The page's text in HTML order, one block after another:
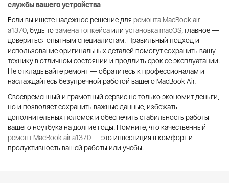
службы вашего устройства
Если вы ищете надежное решение для ремонта MacBook air
a1370 , будь тозамена топкейсаили установка macOS , главное —
довериться опытным специалистам. Правильный подход и
использование оригинальных деталей помогут сохранить вашу
технику в отличном состоянии и продлить срок ее эксплуатации.
Не откладывайте ремонт — обратитесь к профессионалам и
наслаждайтесь безупречной работой вашего MacBook Air.
Своевременный и грамотный сервис не только экономит деньги,
но и позволяет сохранить важные данные, избежать
дополнительных поломок и обеспечить стабильность работы
вашего ноутбука на долгие годы. Помните, что качественный
ремонт MacBook air a1370— это инвестиция в комфорт и
продуктивность вашей работы или учебы.